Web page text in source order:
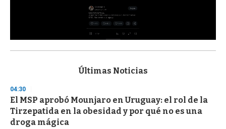
s
d
s
o
f
3
Últimas Noticias
04:30
El MSP aprobó Mounjaro en Uruguay: el rol de la
Tirzepatida en la obesidad y por qué no es una
droga mágica